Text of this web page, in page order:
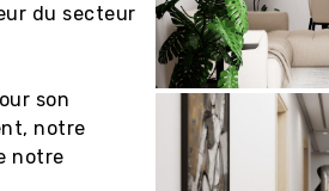
du secteur
son
notre
notre